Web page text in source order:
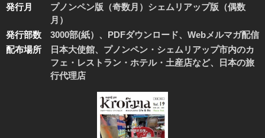
発行月
プノンペン版（奇数月）シェムリアップ版（偶数
月）
発行部数
3000部(紙）、PDFダウンロード、Webメルマガ配信
配布場所
日本大使館、プノンペン・シェムリアップ市内のカ
フェ・レストラン・ホテル・土産店など、日本の旅
行代理店